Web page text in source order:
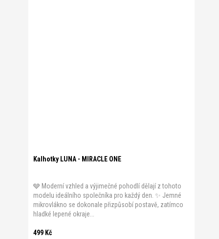
Kalhotky LUNA - MIRACLE ONE
499 Kč
🩶 Moderní vzhled a výjimečné pohodlí dělají z tohoto
modelu ideálního společníka pro každý den. ✨ Jemné
mikrovlákno se dokonale přizpůsobí postavě, zatímco
hladké lepené okraje...